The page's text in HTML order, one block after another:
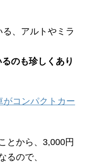
、アルトやミラ
のも珍しくあり
がコンパクトカー
とから、3,000円
るので、